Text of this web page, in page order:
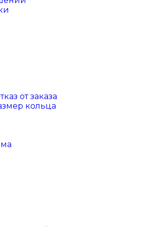
от заказа
кольца